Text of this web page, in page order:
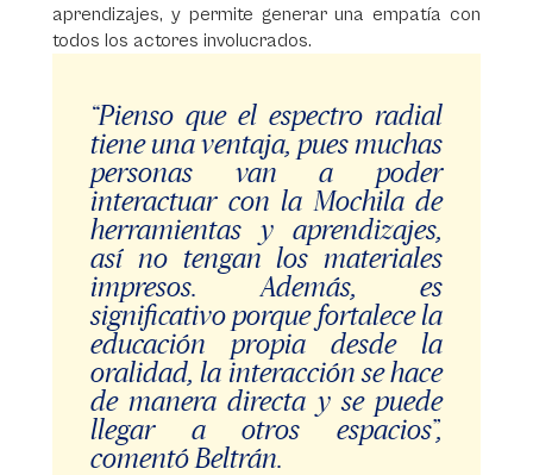
aprendizajes, y permite generar una empatía con
todos los actores involucrados.
“Pienso que el espectro radial
tiene una ventaja, pues muchas
personas van a poder
interactuar con la Mochila de
herramientas y aprendizajes,
así no tengan los materiales
impresos. Además, es
significativo porque fortalece la
educación propia desde la
oralidad, la interacción se hace
de manera directa y se puede
llegar a otros espacios”,
comentó Beltrán.